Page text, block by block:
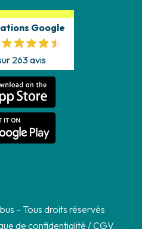
Google
263 avis
– Tous droits réservés
de confidentialité /CGV